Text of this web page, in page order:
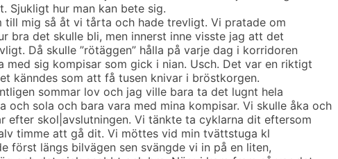
Sjukligt hur man kan bete sig.
till mig så åt vi tårta och hade trevligt. Vi pratade om
bra det skulle bli, men innerst inne visste jag att det
Då skulle ”rötäggen” hålla på varje dag i korridoren
med sig kompisar som gick i nian. Usch. Det var en riktigt
känndes som att få tusen knivar i bröstkorgen.
sommar lov och jag ville bara ta det lugnt hela
och sola och bara vara med mina kompisar. Vi skulle åka och
efter skol|avslutningen. Vi tänkte ta cyklarna dit eftersom
timme att gå dit. Vi möttes vid min tvättstuga kl
först längs bilvägen sen svängde vi in på en liten,